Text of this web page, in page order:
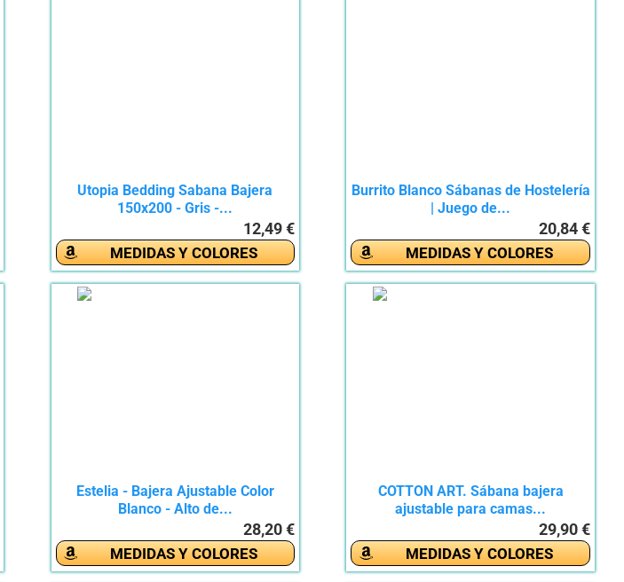
Utopia Bedding Sabana Bajera
150x200 - Gris -...
12,49 €
MEDIDAS Y COLORES
Burrito Blanco Sábanas de Hostelería
| Juego de...
20,84 €
MEDIDAS Y COLORES
Estelia - Bajera Ajustable Color
Blanco - Alto de...
28,20 €
MEDIDAS Y COLORES
COTTON ART. Sábana bajera
ajustable para camas...
29,90 €
MEDIDAS Y COLORES